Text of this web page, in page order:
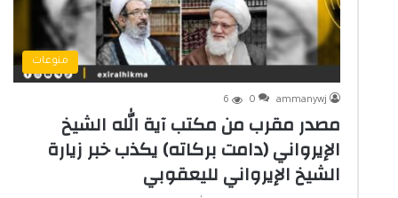
منوعات
ammanywj
0
6
مصدر مقرب من مكتب آية الله الشيخ
الإيرواني (دامت بركاته) يكذب خبر زيارة
الشيخ الإيرواني لليعقوبي